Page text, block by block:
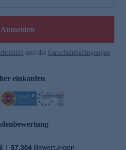
Anmelden
und die Gutscheinbedingungen
einkaufen